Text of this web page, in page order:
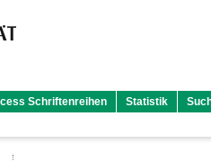
Schriftenreihen Statistik